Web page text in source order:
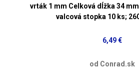
vrták 1 mm Celková dĺžka 34
valcová stopka 10 ks;
6,49 €
od Conrad.sk